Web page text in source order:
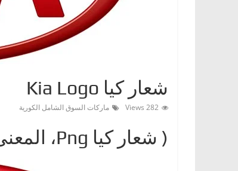
شعار كيا Kia Logo
282 Views ماركات السوق الشامل الكورية
( شعار كياPng ‎، المعنى، معلومات عن Kia Logo)